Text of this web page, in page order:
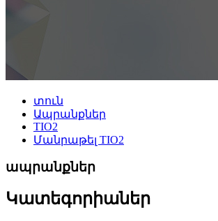
տուն
Ապրանքներ
TIO2
Մանրաթել TIO2
ապրանքներ
Կատեգորիաներ